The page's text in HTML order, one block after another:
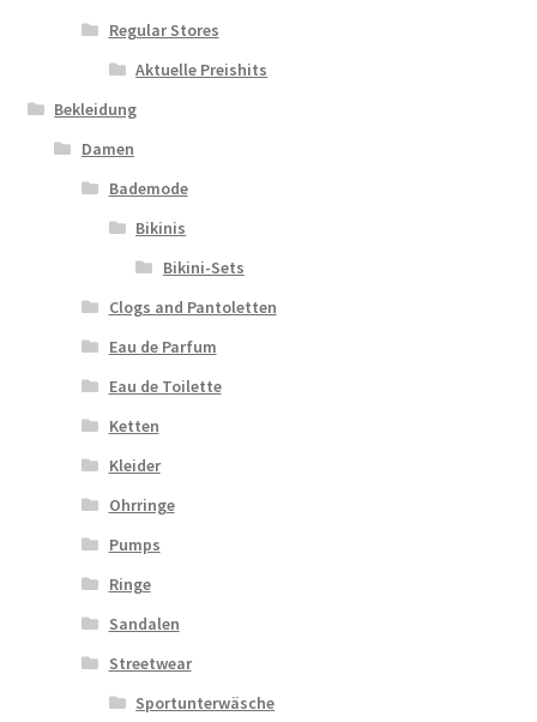
Regular Stores
Aktuelle Preishits
Bekleidung
Damen
Bademode
Bikinis
Bikini-Sets
Clogs and Pantoletten
Eau de Parfum
Eau de Toilette
Ketten
Kleider
Ohrringe
Pumps
Ringe
Sandalen
Streetwear
Sportunterwäsche